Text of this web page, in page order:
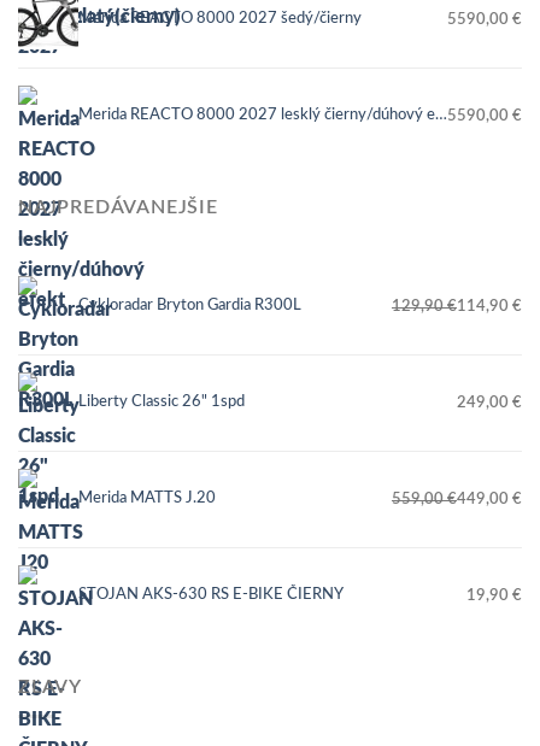
Merida REACTO 8000 2027 šedý/čierny 5590,00 €
Merida REACTO 8000 2027 lesklý čierny/dúhový efekt5590,00 €
NAJPREDÁVANEJŠIE
Cykloradar Bryton Gardia R300L 129,90€
Pôvodná
cena
bola:
129,90 €.
114,90 €
Aktuálna
cena
je:
114,90 €.Liberty Classic 26" 1spd 249,00 €
Merida MATTS J.20 559,00€
Pôvodná
cena
bola:
559,00 €.
449,00 €
Aktuálna
cena
je:
449,00 €.STOJAN AKS-630 RS E-BIKE ČIERNY 19,90 €
ZĽAVY